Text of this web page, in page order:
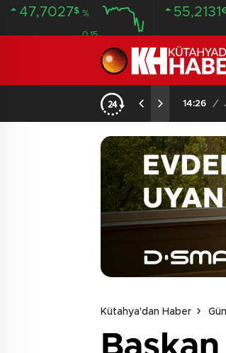
47,7027$ %
0.15
55,2131
14:26 /
Kütahya'dan Haber